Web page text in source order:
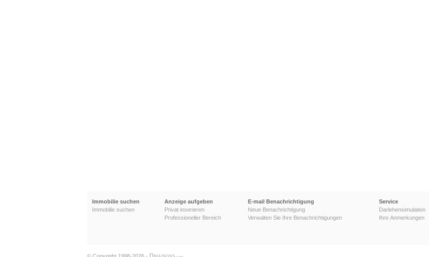
Immobilie suchen
Immobilie suchen
Anzeige aufgeben
Privat inserieren
Professioneller Bereich
E-mail Benachrichtigung
Neue Benachrichtigung
Verwalten Sie Ihre Benachrichtigungen
Service
Darlehensimulation
Ihre Anmerkungen